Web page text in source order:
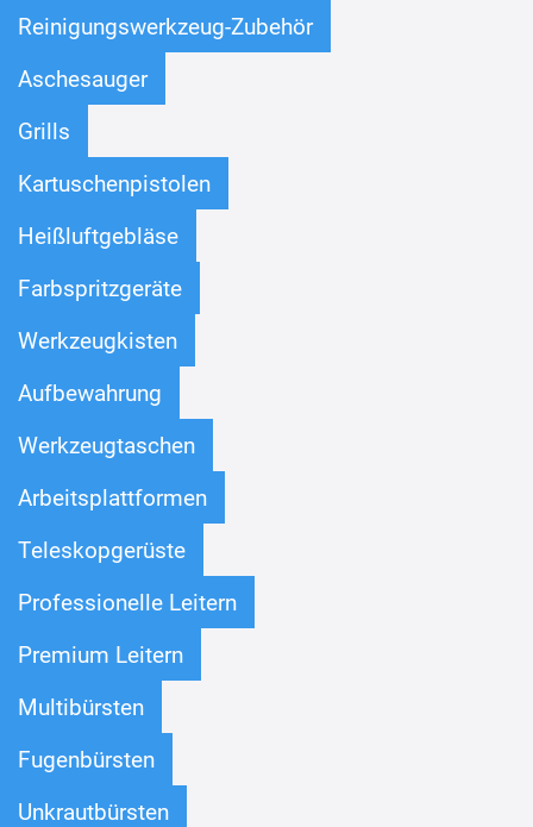
Reinigungswerkzeug-Zubehör
Aschesauger
Grills
Kartuschenpistolen
Heißluftgebläse
Farbspritzgeräte
Werkzeugkisten
Aufbewahrung
Werkzeugtaschen
Arbeitsplattformen
Teleskopgerüste
Professionelle Leitern
Premium Leitern
Multibürsten
Fugenbürsten
Unkrautbürsten